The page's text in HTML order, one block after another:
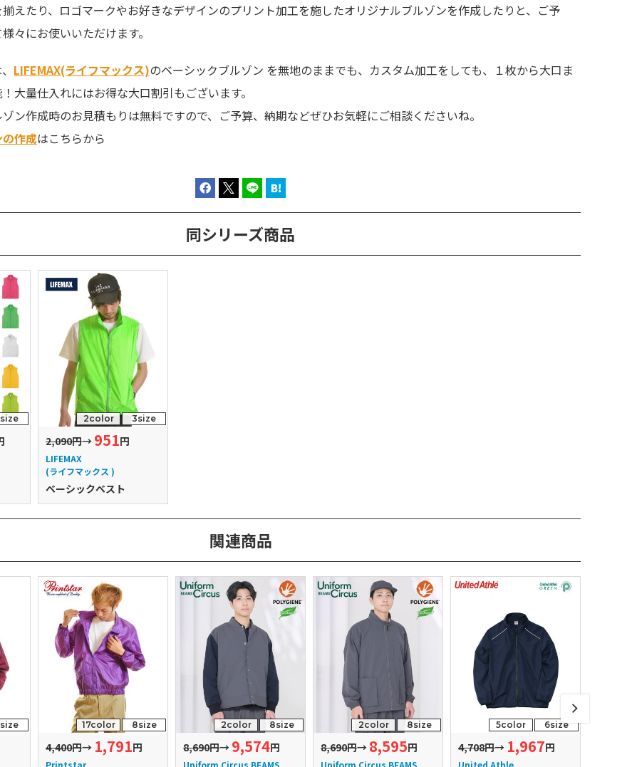
えたり、ロゴマークやお好きなデザインのプリント加工を施したオリジナルブルゾンを作成したりと、ご予
々にお使いいただけます。
LIFEMAX(ライフマックス)のベーシックブルゾン を無地のままでも、カスタム加工をしても、１枚から大口ま
大量仕入れにはお得な大口割引もございます。
ン作成時のお見積もりは無料ですので、ご予算、納期などぜひお気軽にご相談くださいね。
作成はこちらから
同シリーズ商品
2color 3size
2,090円→ 951円
LIFEMAX
(ライフマックス )
ベーシックベスト
関連商品
17color 8size
4,400円→ 1,791円
2color 8size
8,690円→ 9,574円
2color 8size
8,690円→ 8,595円
5color 6size
4,708円→ 1,967円